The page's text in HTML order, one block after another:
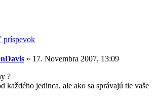
príspevok
» 17. Novembra 2007, 13:09
?
každého jedinca, ale ako sa správajú tie vaše